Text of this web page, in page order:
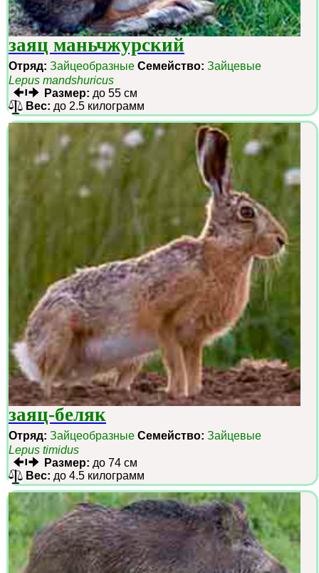
заяц маньчжурский
Отряд: Зайцеобразные Семейство: Зайцевые
Lepus mandshuricus
Размер: до 55 см
Вес: до 2.5 килограмм
заяц-беляк
Отряд: Зайцеобразные Семейство: Зайцевые
Lepus timidus
Размер: до 74 см
Вес: до 4.5 килограмм